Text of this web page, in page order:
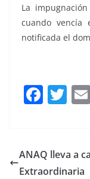
La
cuando
notificada el
F
e
b
T
er
ANAQ lleva a
Extraordinaria